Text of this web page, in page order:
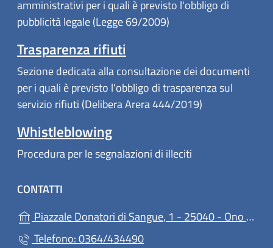
amministrativi per i quali è previsto l'obbligo di
pubblicità legale (Legge 69/2009)
Trasparenza rifiuti
Sezione dedicata alla consultazione dei documenti
per i quali è previsto l'obbligo di trasparenza sul
servizio rifiuti (Delibera Arera 444/2019)
Whistleblowing
Procedura per le segnalazioni di illeciti
CONTATTI
Piazzale Donatori di Sangue, 1 - 25040 - Ono San Pietro
Telefono: 0364/434490